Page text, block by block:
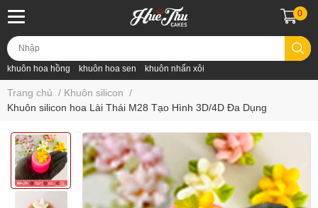
khuôn hoa hồng khuôn hoa sen khuôn nhấn xôi
0
Trang chủ / Khuôn silicon /
Khuôn silicon hoa Lài Thái M28 Tạo Hình 3D/4D Đa Dụng